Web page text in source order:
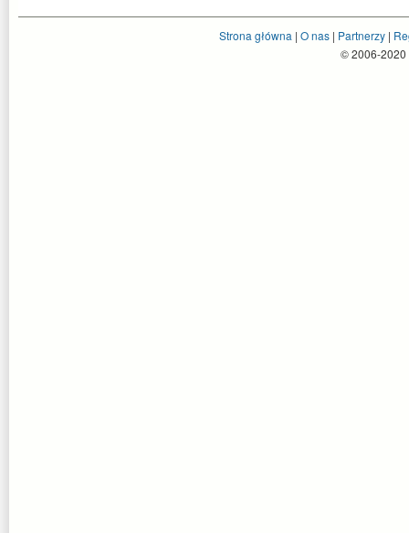
Strona główna | O nas| Partnerzy|
© 2006-2020